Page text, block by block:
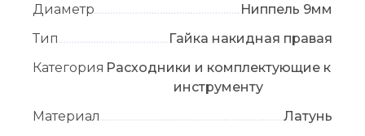
Диаметр
Ниппель 9мм
Тип
Гайка накидная правая
Категория Расходники и комплектующие к
инструменту
Материал
Латунь